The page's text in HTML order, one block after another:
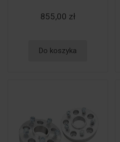
855,00 zł
Do koszyka